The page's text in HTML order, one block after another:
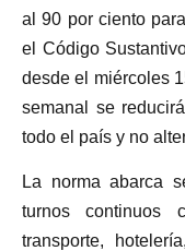
al 90 por ciento
el Código
desde el miércoles
semanal se
todo el país y no
La norma abarca
turnos continuos
transporte,